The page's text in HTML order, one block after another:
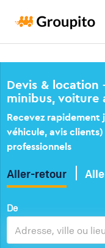
Devis & location
minibus, voiture
Recevez rapidement
véhicule, avis
professionnels
Aller-retour
De